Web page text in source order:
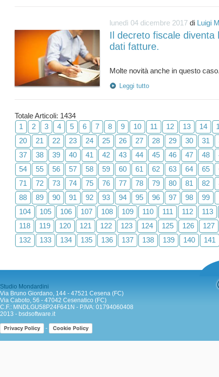
lunedì 04 dicembre 2017 di Luigi
Il decreto fiscale diventa
dati fatture.
Leggi tutto
Totale Articoli: 1434
1
2 3 4 5 6 7 8 9 10 11 12 13 14
20
21 22 23 24 25 26 27 28 29 30 31
37
38 39 40 41 42 43 44 45 46 47 48
54
55 56 57 58 59 60 61 62 63 64 65
71
72 73 74 75 76 77 78 79 80 81 82
88
89 90 91 92 93 94 95 96 97 98 99
104
105 106 107 108 109 110 111 112
113
118
119 120 121 122 123 124 125 126
127
132
133 134 135 136 137 138 139 140 141
Studio Mondardini
Via Bruno Giordano, 144 - 47521 Cesena (FC)
Via Caboto, 56 - 47042 Cesenatico (FC)
C.F.: MNDLGU58P24F641N - P.IVA: 01794060408
2013 - bsdsoftware.it
Privacy Policy - Cookie Policy